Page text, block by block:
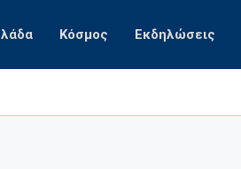
Κόσμος Εκδηλώσεις
προσπάθεια για...